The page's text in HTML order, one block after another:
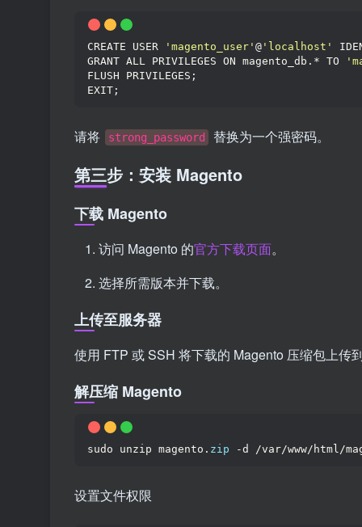
CREATE USER 'magento_user' @ 'localhost'
GRANT ALL PRIVILEGES ON magento_db.* TO
FLUSH PRIVILEGES;
EXIT;
请将 strong_password 替换为一个强密码。
第三步：安装 Magento
下载 Magento
访问 Magento 的官方下载页面。
选择所需版本并下载。
上传至服务器
使用 FTP 或 SSH 将下载的 Magento 压缩包上传
解压缩 Magento
sudo unzip magento. zip -d /var/www/html/
设置文件权限